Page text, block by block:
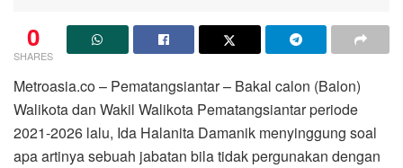
0
SHARES
Metroasia.co – Pematangsiantar – Bakal calon (Balon)
Walikota dan Wakil Walikota Pematangsiantar periode
2021-2026 lalu, Ida Halanita Damanik menyinggung soal
apa artinya sebuah jabatan bila tidak pergunakan dengan